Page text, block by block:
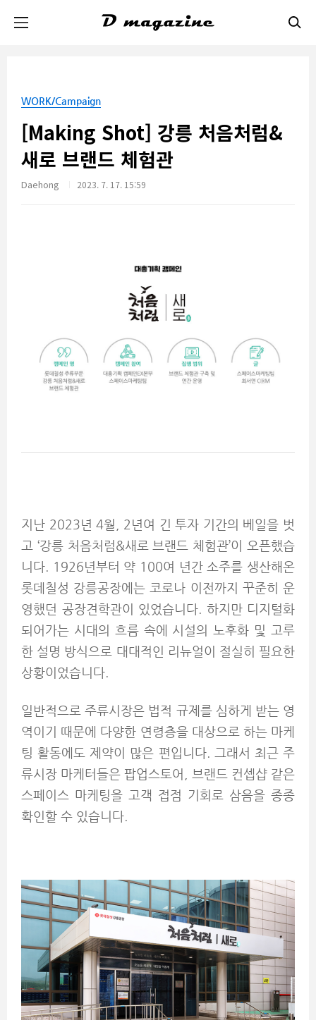
WORK/Campaign
[Making Shot] 강릉 처음처럼&
새로 브랜드 체험관
Daehong 2023. 7. 17. 15:59
지난 2023년 4월, 2년여 긴 투자 기간의 베일을 벗
고 ‘강릉 처음처럼&새로 브랜드 체험관’이 오픈했습
니다. 1926년부터 약 100여 년간 소주를 생산해온
롯데칠성 강릉공장에는 코로나 이전까지 꾸준히 운
영했던 공장견학관이 있었습니다. 하지만 디지털화
되어가는 시대의 흐름 속에 시설의 노후화 및 고루
한 설명 방식으로 대대적인 리뉴얼이 절실히 필요한
상황이었습니다.
일반적으로 주류시장은 법적 규제를 심하게 받는 영
역이기 때문에 다양한 연령층을 대상으로 하는 마케
팅 활동에도 제약이 많은 편입니다. 그래서 최근 주
류시장 마케터들은 팝업스토어, 브랜드 컨셉샵 같은
스페이스 마케팅을 고객 접점 기회로 삼음을 종종
확인할 수 있습니다.